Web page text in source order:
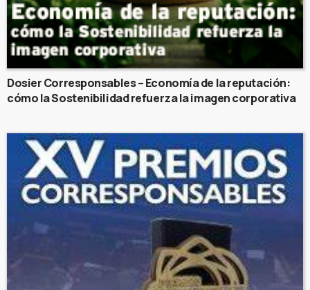
Dosier Corresponsables – Economía de la reputación:
cómo la Sostenibilidad refuerza la imagen corporativa